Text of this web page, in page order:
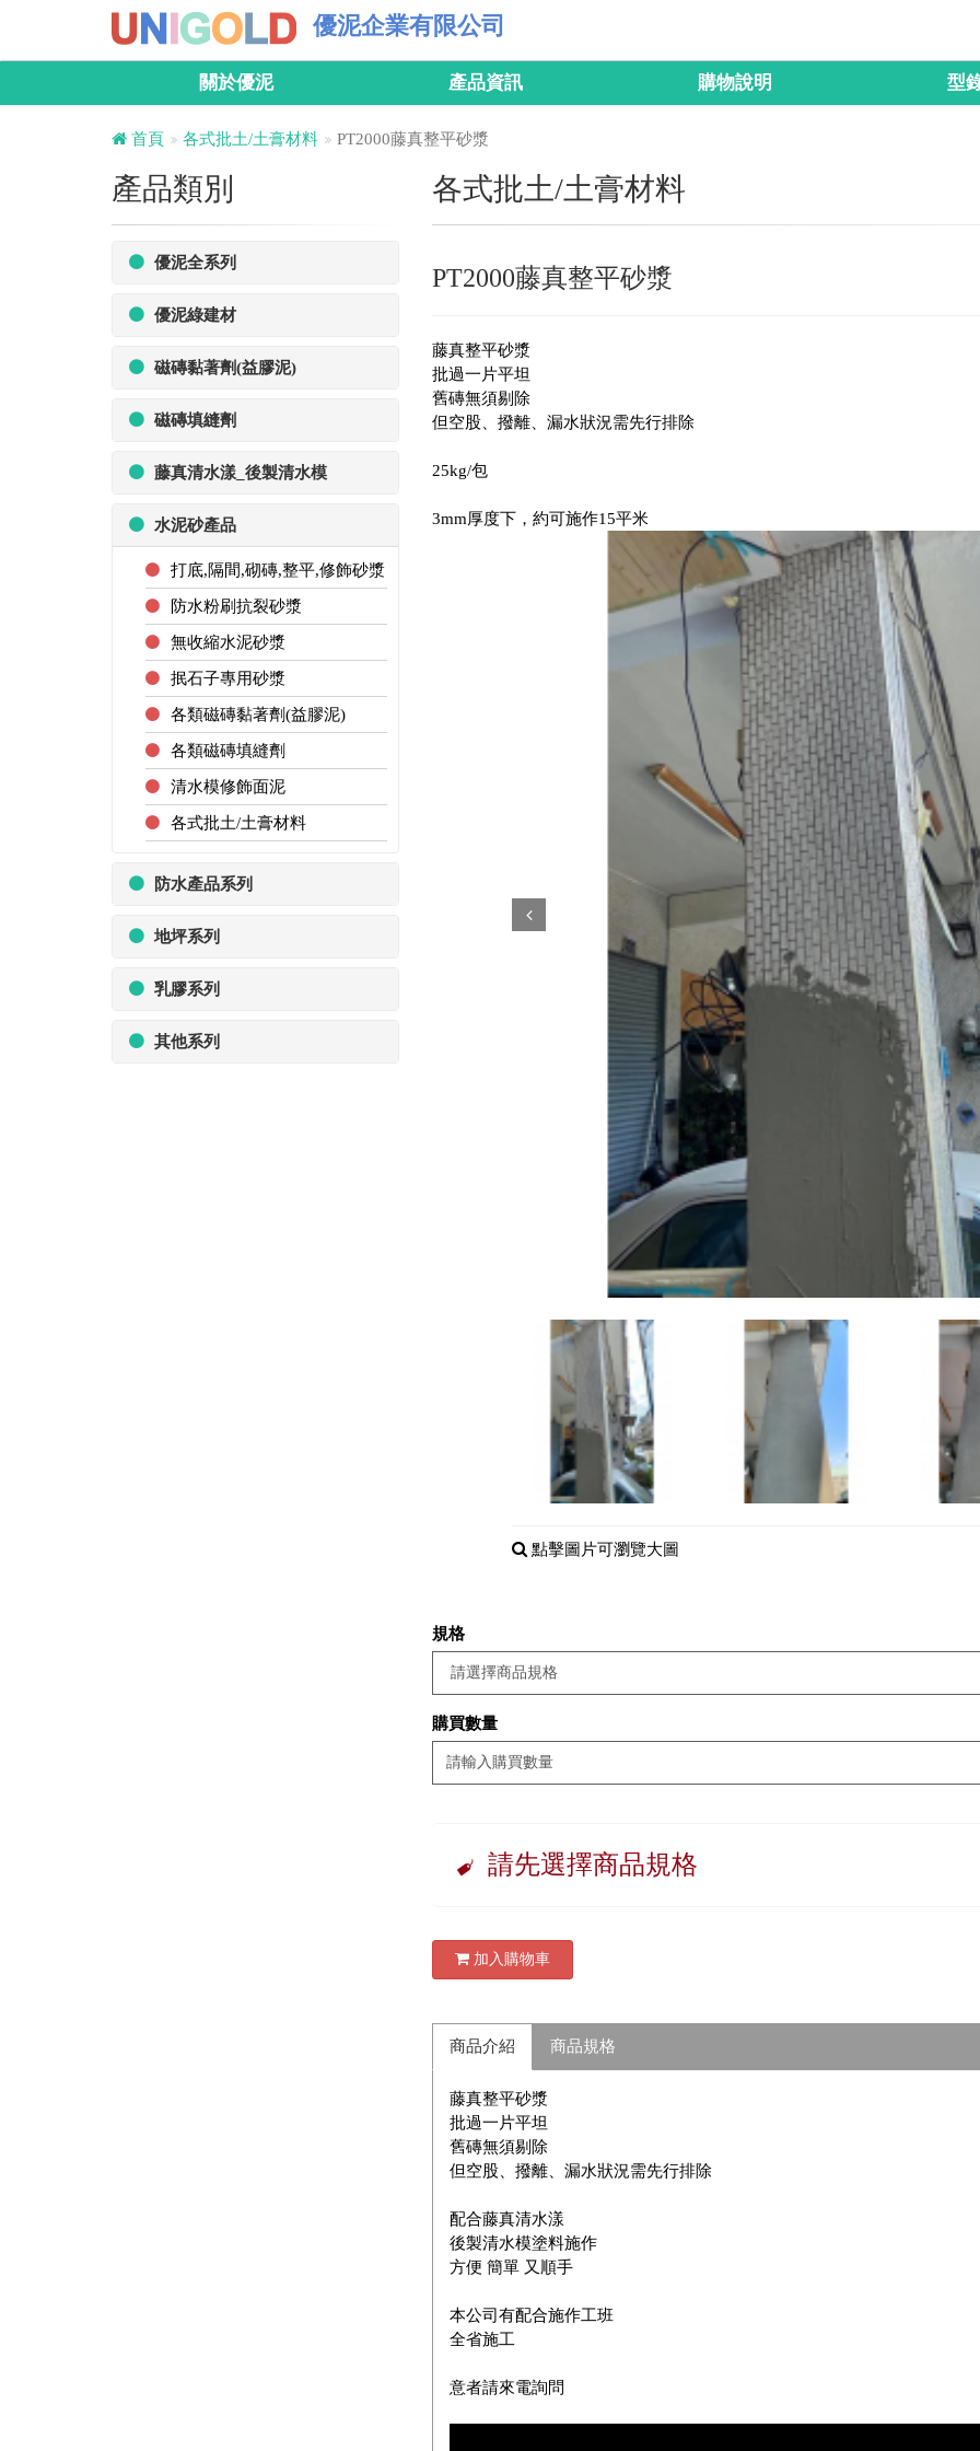
優泥企業有限公司
關於優泥 產品資訊 購物說明 型
首頁 各式批土/土膏材料 PT2000藤真整平砂漿
各式批土/土膏材料
PT2000藤真整平砂漿
藤真整平砂漿
批過一片平坦
舊磚無須剔除
但空股、撥離、漏水狀況需先行排除
25kg/包
3mm厚度下，約可施作15平米
Prev
點擊圖片可瀏覽大圖
規格
購買數量
請先選擇商品規格
加入購物車
商品介紹 商品規格
藤真整平砂漿
批過一片平坦
舊磚無須剔除
但空股、撥離、漏水狀況需先行排除
配合藤真清水漾
後製清水模塗料施作
方便 簡單 又順手
本公司有配合施作工班
全省施工
意者請來電詢問
產品類別
優泥全系列
優泥綠建材
磁磚黏著劑(益膠泥)
磁磚填縫劑
藤真清水漾_後製清水模
水泥砂產品
打底,隔間,砌磚,整平,修飾砂漿
防水粉刷抗裂砂漿
無收縮水泥砂漿
抿石子專用砂漿
各類磁磚黏著劑(益膠泥)
各類磁磚填縫劑
清水模修飾面泥
各式批土/土膏材料
防水產品系列
地坪系列
乳膠系列
其他系列